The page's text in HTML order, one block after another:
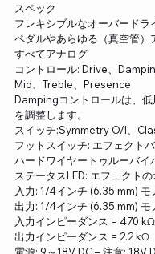
スペック
フレキシブルなオーバードラ
ペダルやあらゆる（真空管）
すべてアナログ
コントロール: Drive、
Mid、Treble、Presence
Dampingコントロールは、
を調整します。
スイッチ:Symmetry O/I、
フットスイッチ: エフェクト
ハードワイヤートゥルーバイ
ステータスLED: エフェクト
入力: 1/4インチ (6.35 mm) モ
出力: 1/4インチ (6.35 mm) モ
入力インピーダンス = 470 kΩ
出力インピーダンス = 2.2 kΩ